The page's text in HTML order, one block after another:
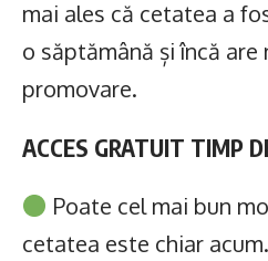
mai ales că cetatea a
o săptămână și încă are
promovare.
ACCES GRATUIT TIMP
Poate cel mai bun
cetatea este chiar